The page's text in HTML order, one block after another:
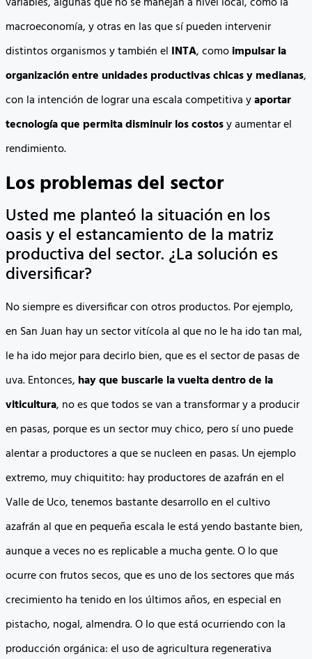
macroeconomía, y otras en las que sí pueden intervenir
distintos organismos y también el INTA, comoimpulsar la
organización entre unidades productivas chicas y medianas,
con la intención de lograr una escala competitiva yaportar
tecnología que permita disminuir los costosy aumentar el
rendimiento.
Los problemas del sector
Usted me planteó la situación en los
oasis y el estancamiento de la matriz
productiva del sector. ¿La solución es
diversificar?
No siempre es diversificar con otros productos. Por ejemplo,
en San Juan hay un sector vitícola al que no le ha ido tan mal,
le ha ido mejor para decirlo bien, que es el sector de pasas de
uva. Entonces, hay que buscarle la vuelta dentro de la
viticultura, no es que todos se van a transformar y a producir
en pasas, porque es un sector muy chico, pero sí uno puede
alentar a productores a que se nucleen en pasas. Un ejemplo
extremo, muy chiquitito: hay productores de azafrán en el
Valle de Uco, tenemos bastante desarrollo en el cultivo
azafrán al que en pequeña escala le está yendo bastante bien,
aunque a veces no es replicable a mucha gente. O lo que
ocurre con frutos secos, que es uno de los sectores que más
crecimiento ha tenido en los últimos años, en especial en
pistacho, nogal, almendra. O lo que está ocurriendo con la
producción orgánica: el uso de agricultura regenerativa